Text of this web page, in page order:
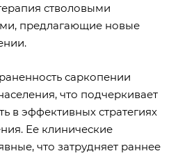
стволовыми
предлагающие новые
саркопении
что подчеркивает
в эффективных стратегиях
Ее клинические
что затрудняет раннее